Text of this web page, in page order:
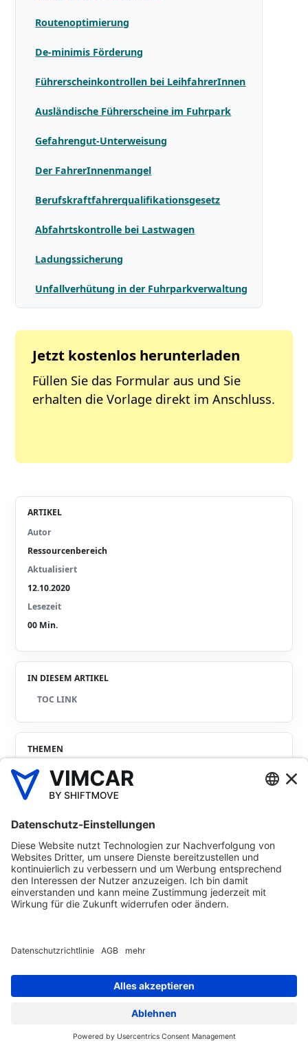
Routenoptimierung
De-minimis Förderung
Führerscheinkontrollen bei LeihfahrerInnen
Ausländische Führerscheine im Fuhrpark
Gefahrengut-Unterweisung
Der FahrerInnenmangel
Berufskraftfahrerqualifikationsgesetz
Abfahrtskontrolle bei Lastwagen
Ladungssicherung
Unfallverhütung in der Fuhrparkverwaltung
Jetzt kostenlos herunterladen
Füllen Sie das Formular aus und Sie
erhalten die Vorlage direkt im Anschluss.
ARTIKEL
Autor
Ressourcenbereich
Aktualisiert
12.10.2020
Lesezeit
00Min.
IN DIESEM ARTIKEL
TOC LINK
THEMEN
Unfallverhütungsvorschriften
Ressourcen bleiben formularbasiert, wie auf der aktuellen
Website.
Formular öffnen
Z-RESSOURCENBEREICH